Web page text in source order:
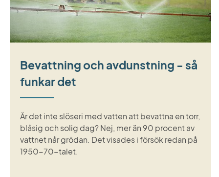
Bevattning och avdunstning - så
funkar det
Är det inte slöseri med vatten att bevattna en torr,
blåsig och solig dag? Nej, mer än 90 procent av
vattnet når grödan. Det visades i försök redan på
1950-70-talet.